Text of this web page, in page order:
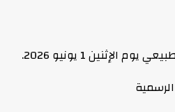
1 يونيو 2026.